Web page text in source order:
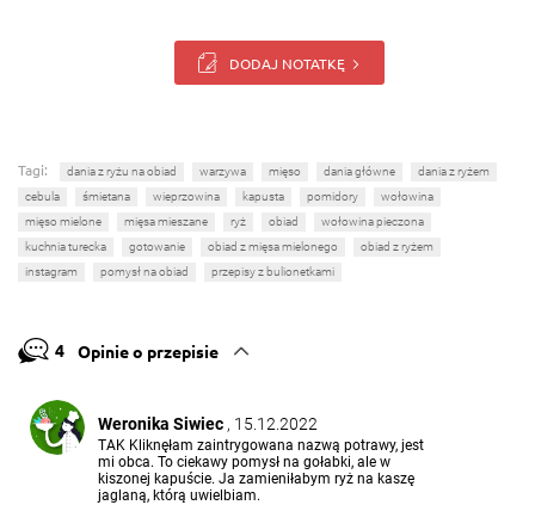
DODAJ NOTATKĘ
Tagi: dania z ryżu na obiad warzywa mięso dania główne
dania z ryżem
cebula
śmietana wieprzowina kapusta pomidory
wołowina
mięso mielone
mięsa mieszane ryż obiad
wołowina pieczona
kuchnia turecka
gotowanie obiad z mięsa mielonego
obiad z ryżem
instagram
pomysł na obiad przepisy z bulionetkami
4 Opinie o przepisie
Weronika Siwiec , 15.12.2022
TAK Kliknęłam zaintrygowana nazwą potrawy, jest
mi obca. To ciekawy pomysł na gołabki, ale w
kiszonej kapuście. Ja zamieniłabym ryż na kaszę
jaglaną, którą uwielbiam.